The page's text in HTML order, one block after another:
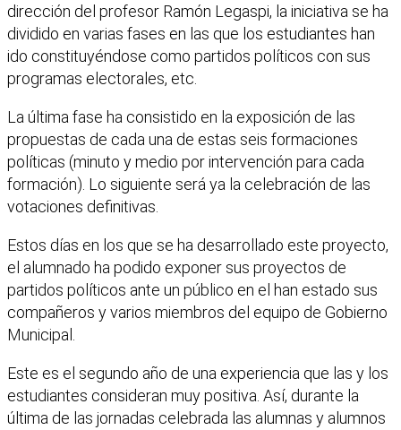
dirección del profesor Ramón Legaspi, la iniciativa se ha
dividido en varias fases en las que los estudiantes han
ido constituyéndose como partidos políticos con sus
programas electorales, etc.
La última fase ha consistido en la exposición de las
propuestas de cada una de estas seis formaciones
políticas (minuto y medio por intervención para cada
formación). Lo siguiente será ya la celebración de las
votaciones definitivas.
Estos días en los que se ha desarrollado este proyecto,
el alumnado ha podido exponer sus proyectos de
partidos políticos ante un público en el han estado sus
compañeros y varios miembros del equipo de Gobierno
Municipal.
Este es el segundo año de una experiencia que las y los
estudiantes consideran muy positiva. Así, durante la
última de las jornadas celebrada las alumnas y alumnos